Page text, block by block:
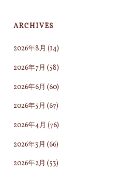
ARCHIVES
2026年8月 (14)
2026年7月 (58)
2026年6月 (60)
2026年5月 (67)
2026年4月 (76)
2026年3月 (66)
2026年2月 (53)